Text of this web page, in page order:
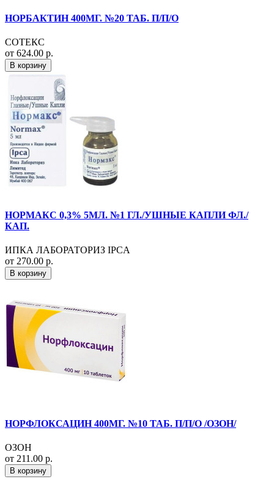
НОРБАКТИН 400МГ. №20 ТАБ. П/П/О
СОТЕКС
от 624.00 р.
В корзину
НОРМАКС 0,3% 5МЛ. №1 ГЛ./УШНЫЕ КАПЛИ ФЛ./
КАП.
ИПКА ЛАБОРАТОРИЗ IPCA
от 270.00 р.
В корзину
НОРФЛОКСАЦИН 400МГ. №10 ТАБ. П/П/О /ОЗОН/
ОЗОН
от 211.00 р.
В корзину